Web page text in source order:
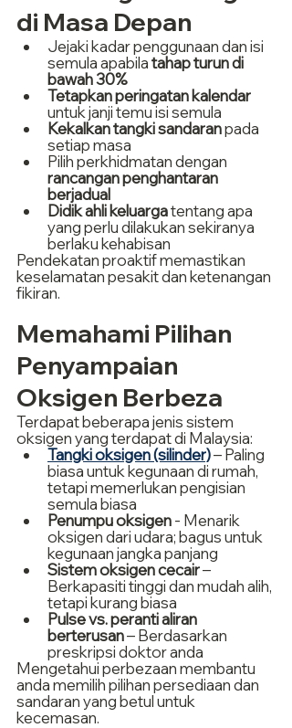
di Masa Depan
Jejaki kadar penggunaan dan isi
semula apabila tahap turun di
bawah 30%
Tetapkan peringatan kalendar
untuk janji temu isi semula
Kekalkan tangki sandaran pada
setiap masa
Pilih perkhidmatan dengan
rancangan penghantaran
berjadual
Didik ahli keluarga tentang apa
yang perlu dilakukan sekiranya
berlaku kehabisan
Pendekatan proaktif memastikan
keselamatan pesakit dan ketenangan
fikiran.
Memahami Pilihan
Penyampaian
Oksigen Berbeza
Terdapat beberapa jenis sistem
oksigen yang terdapat di Malaysia:
Tangki oksigen (silinder) – Paling
biasa untuk kegunaan di rumah,
tetapi memerlukan pengisian
semula biasa
Penumpu oksigen - Menarik
oksigen dari udara; bagus untuk
kegunaan jangka panjang
Sistem oksigen cecair –
Berkapasiti tinggi dan mudah alih,
tetapi kurang biasa
Pulse vs. peranti aliran
berterusan – Berdasarkan
preskripsi doktor anda
Mengetahui perbezaan membantu
anda memilih pilihan persediaan dan
sandaran yang betul untuk
kecemasan.